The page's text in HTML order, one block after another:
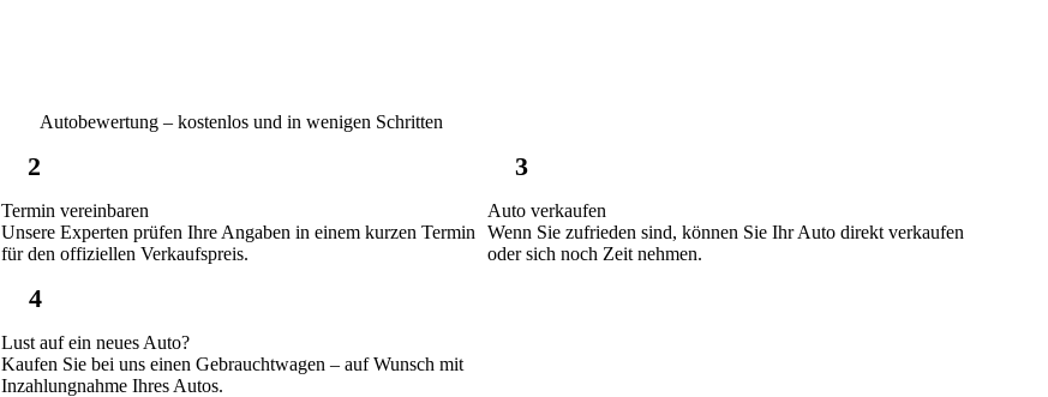
Autobewertung – kostenlos und in wenigen Schritten
2
Termin vereinbaren
Unsere Experten prüfen Ihre Angaben in einem kurzen Termin
für den offiziellen Verkaufspreis.
3
Auto verkaufen
Wenn Sie zufrieden sind, können Sie Ihr Auto direkt verkaufen
oder sich noch Zeit nehmen.
4
Lust auf ein neues Auto?
Kaufen Sie bei uns einen Gebrauchtwagen – auf Wunsch mit
Inzahlungnahme Ihres Autos.